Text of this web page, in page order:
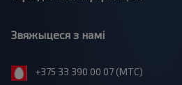
Звяжыцеся з намі
+375 33 390 00 07 (МТС)